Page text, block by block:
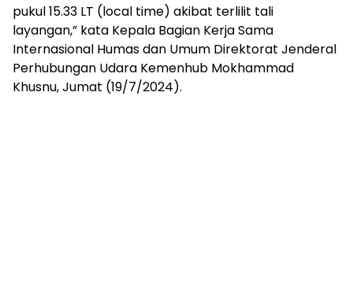
pukul 15.33 LT (local time) akibat terlilit tali
layangan,” kata Kepala Bagian Kerja Sama
Internasional Humas dan Umum Direktorat Jenderal
Perhubungan Udara Kemenhub Mokhammad
Khusnu, Jumat (19/7/2024).